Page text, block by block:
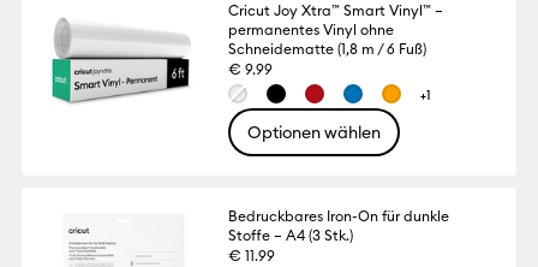
Cricut Joy Xtra™ Smart Vinyl™ –
permanentes Vinyl ohne
Schneidematte (1,8 m / 6 Fuß)
€ 9.99
+1
Optionen wählen
Bedruckbares Iron-On für dunkle
Stoffe – A4 (3 Stk.)
€ 11.99